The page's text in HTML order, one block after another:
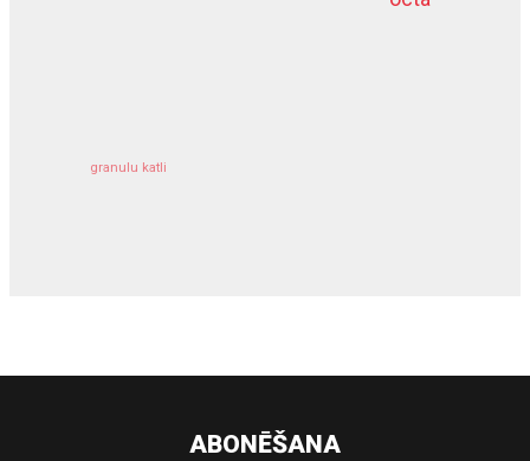
granulu katli
ABONĒŠANA